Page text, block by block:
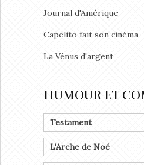
Journal d'Amérique
Capelito fait son cinéma
La Vénus d'argent
HUMOUR ET
Testament
L'Arche de Noé